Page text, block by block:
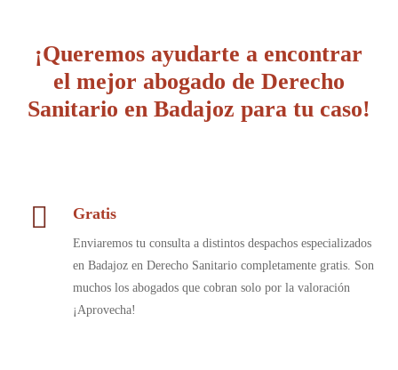
¡Queremos ayudarte a encontrar
el mejor abogado de Derecho
Sanitario en Badajoz para tu caso!
Gratis
Enviaremos tu consulta a distintos despachos especializados
en Badajoz en Derecho Sanitario completamente gratis. Son
muchos los abogados que cobran solo por la valoración
¡Aprovecha!